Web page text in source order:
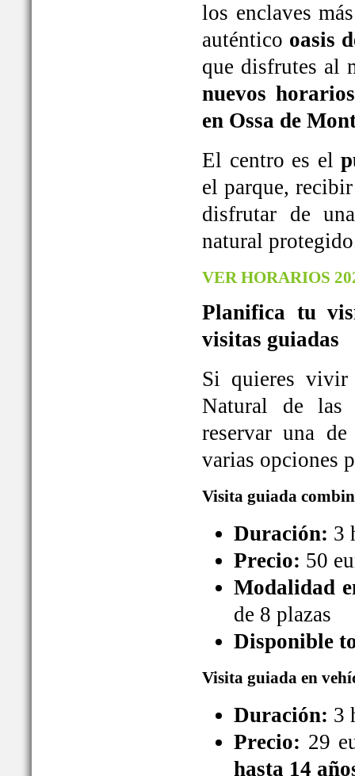
los enclaves
auténtico oasis
que disfrutes al
nuevos
en Ossa de
El centro es el
el parque,
disfrutar de
natural
VER HORARIOS
Planifica tu
visitas guiadas
Si quieres
Natural de las
reservar una
varias opciones
Visita guiada
Duración: 3
Precio: 50
Modalidad
de 8 plazas
Disponible
Visita guiada en
Duración: 3
Precio: 29
hasta 14